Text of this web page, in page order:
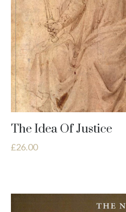
The Idea Of Justice
£26.00